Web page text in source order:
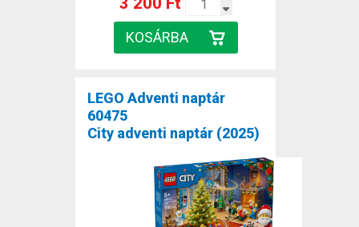
LEGO Adventi naptár
60475
City adventi naptár (2025)